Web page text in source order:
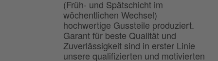
(Früh- und Spätschicht im
wöchentlichen Wechsel)
hochwertige Gussteile produziert.
Garant für beste Qualität und
Zuverlässigkeit sind in erster Linie
unsere qualifizierten und motivierten